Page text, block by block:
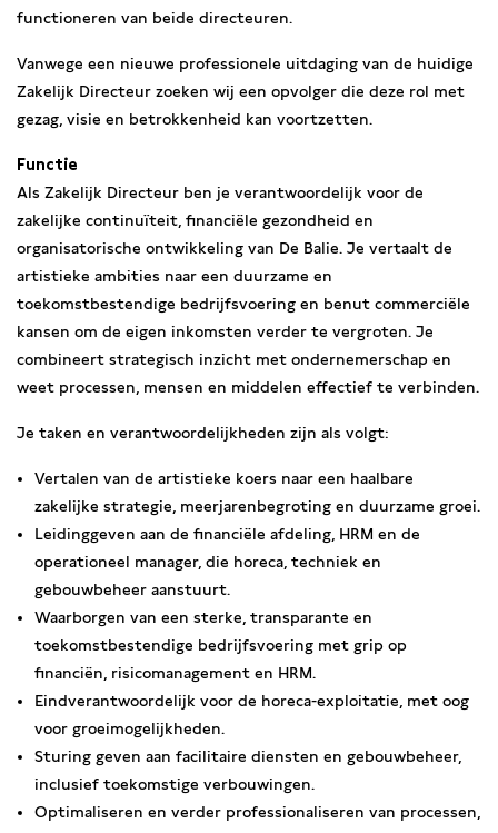
functioneren van beide directeuren.
Vanwege een nieuwe professionele uitdaging van de huidige
Zakelijk Directeur zoeken wij een opvolger die deze rol met
gezag, visie en betrokkenheid kan voortzetten.
Functie
Als Zakelijk Directeur ben je verantwoordelijk voor de
zakelijke continuïteit, financiële gezondheid en
organisatorische ontwikkeling van De Balie. Je vertaalt de
artistieke ambities naar een duurzame en
toekomstbestendige bedrijfsvoering en benut commerciële
kansen om de eigen inkomsten verder te vergroten. Je
combineert strategisch inzicht met ondernemerschap en
weet processen, mensen en middelen effectief te verbinden.
Je taken en verantwoordelijkheden zijn als volgt:
Vertalen van de artistieke koers naar een haalbare
zakelijke strategie, meerjarenbegroting en duurzame groei.
Leidinggeven aan de financiële afdeling, HRM en de
operationeel manager, die horeca, techniek en
gebouwbeheer aanstuurt.
Waarborgen van een sterke, transparante en
toekomstbestendige bedrijfsvoering met grip op
financiën, risicomanagement en HRM.
Eindverantwoordelijk voor de horeca-exploitatie, met oog
voor groeimogelijkheden.
Sturing geven aan facilitaire diensten en gebouwbeheer,
inclusief toekomstige verbouwingen.
Optimaliseren en verder professionaliseren van processen,